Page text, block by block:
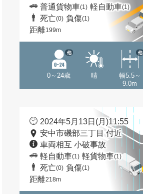
普通貨物車(1) 軽自動車(1)
死亡(0) 負傷(1)
距離199m
0～24歳
他
晴
幅5.5～
9.0m
他
2024年5月13日(月)11:55
安中市磯部三丁目 付近
車両相互 小破事故
軽自動車(1) 軽貨物車(1)
死亡(0) 負傷(1)
距離218m